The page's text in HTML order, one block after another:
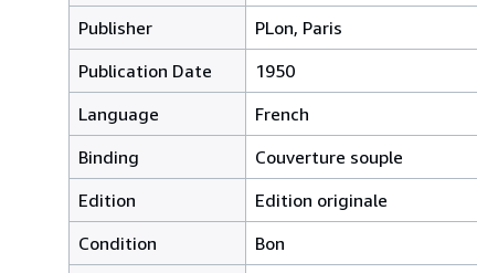
Publisher
PLon, Paris
Publication Date
1950
Language
French
Binding
Couverture souple
Edition
Edition originale
Condition
Bon